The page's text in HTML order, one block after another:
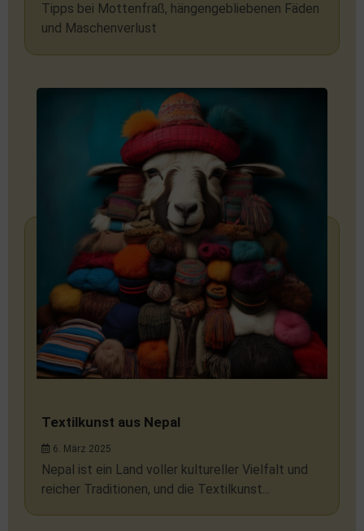
Tipps bei Mottenfraß, hängengebliebenen Fäden
und Maschenverlust
Textilkunst aus Nepal
6. März 2025
Nepal ist ein Land voller kultureller Vielfalt und
reicher Traditionen, und die Textilkunst...